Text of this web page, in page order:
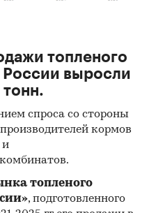
отправители товара
и
в натуральном
топленого
выросли
тонн.
спроса со стороны
кормов
и
топленого
, подготовленного